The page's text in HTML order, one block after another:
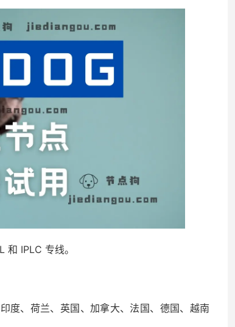
IPLC 专线。
度、荷兰、英国、加拿大、法国、德国、越南